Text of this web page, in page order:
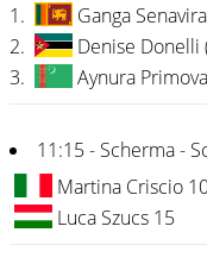
1.
Ganga
2.
Denise Donelli
3.
Aynura
11:15 - Scherma -
Martina Criscio
Luca Szucs 15